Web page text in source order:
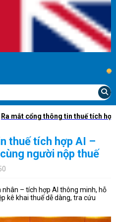
...
Ra mắt cổng thông tin thuế tích
thuế tích hợp AI –
người nộp thuế
– tích hợp AI thông minh, hỗ
kê khai thuế dễ dàng, tra cứu